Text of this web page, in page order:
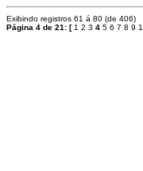
Exibindo registros 61 á 80 (de 406)
Página 4 de 21: [ 1 2 3 4 5 6 7 8 9